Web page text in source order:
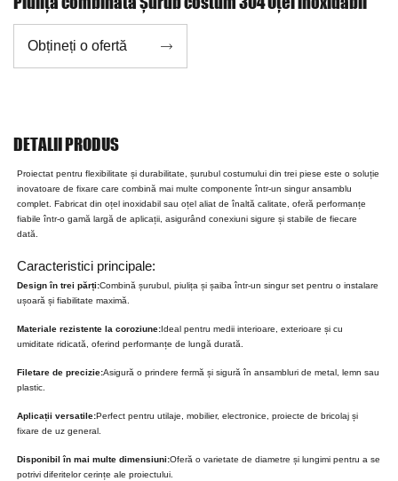
Obțineți o ofertă 
DETALII PRODUS
Proiectat pentru flexibilitate și durabilitate, șurubul costumului din trei piese este o soluție
inovatoare de fixare care combină mai multe componente într-un singur ansamblu
complet. Fabricat din oțel inoxidabil sau oțel aliat de înaltă calitate, oferă performanțe
fiabile într-o gamă largă de aplicații, asigurând conexiuni sigure și stabile de fiecare
dată.
Caracteristici principale:
Design în trei părți:Combină șurubul, piulița și șaiba într-un singur set pentru o instalare
ușoară și fiabilitate maximă.
Materiale rezistente la coroziune:Ideal pentru medii interioare, exterioare și cu
umiditate ridicată, oferind performanțe de lungă durată.
Filetare de precizie:Asigură o prindere fermă și sigură în ansambluri de metal, lemn sau
plastic.
Aplicații versatile:Perfect pentru utilaje, mobilier, electronice, proiecte de bricolaj și
fixare de uz general.
Disponibil în mai multe dimensiuni:Oferă o varietate de diametre și lungimi pentru a se
potrivi diferitelor cerințe ale proiectului.